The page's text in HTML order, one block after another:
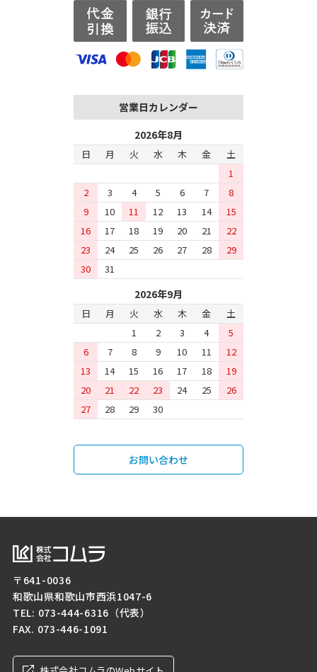
営業日カレンダー
2026年8月
日 月 火 水 木 金
土
1
2
3 4 5 6 7
8
9
10 11 12 13 14
15
16
17 18 19 20 21
22
23
24 25 26 27 28
29
30
31
2026年9月
日 月 火 水 木 金
土
1
2 3 4
5
6
7 8 9 10 11
12
13
14 15 16 17 18
19
20
21 22 23 24 25
26
27
28 29 30
お問い合わせ
〒641-0036
和歌山県和歌山市西浜1047-6
TEL: 073-444-6316 （代表）
FAX. 073-446-1091